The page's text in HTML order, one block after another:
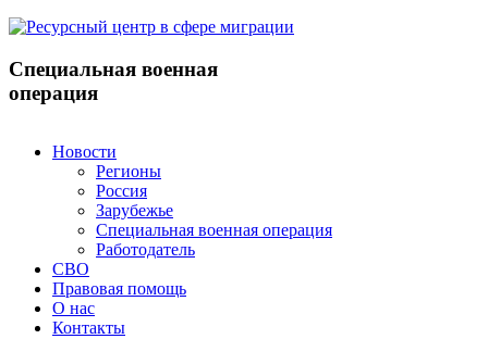
Специальная военная
операция
Новости
Регионы
Россия
Зарубежье
Специальная военная операция
Работодатель
СВО
Правовая помощь
О нас
Контакты